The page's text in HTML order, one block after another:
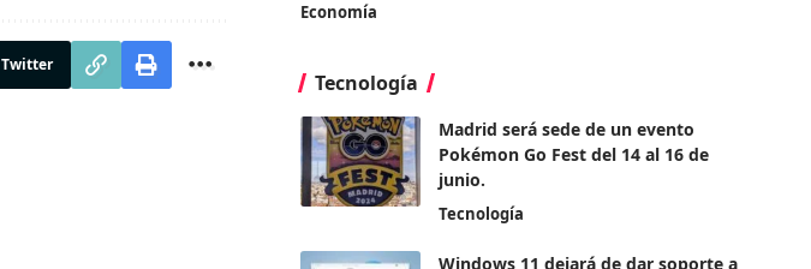
Twitter
Economía
Tecnología
Madrid será sede de un evento
Pokémon Go Fest del 14 al 16 de
junio.
Tecnología
Windows 11 dejará de dar soporte a